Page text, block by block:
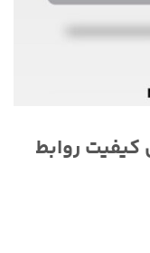
روابط